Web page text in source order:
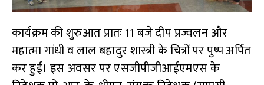
कार्यक्रम की शुरुआत प्रातः 11 बजे दीप प्रज्वलन और
महात्मा गांधी व लाल बहादुर शास्त्री के चित्रों पर पुष्प अर्पित
कर हुई। इस अवसर पर एसजीपीजीआईएमएस के